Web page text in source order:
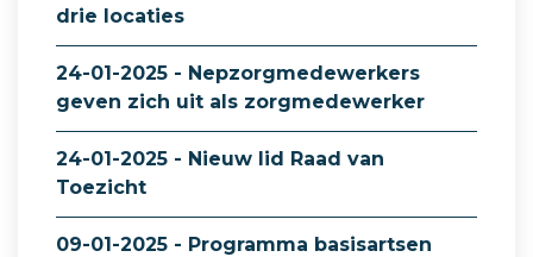
drie locaties
24-01-2025 - Nepzorgmedewerkers
geven zich uit als zorgmedewerker
24-01-2025 - Nieuw lid Raad van
Toezicht
09-01-2025 - Programma basisartsen